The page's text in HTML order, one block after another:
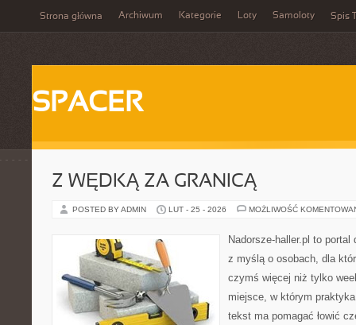
Strona główna Archiwum Kategorie Loty Samoloty Spis
SPACER
Z WĘDKĄ ZA GRANICĄ
POSTED BY ADMIN LUT - 25 - 2026 MOŻLIWOŚĆ
Nadorsze-haller.pl to portal
z myślą o osobach, dla
czymś więcej niż tylko
miejsce, w którym
tekst ma pomagać łowić